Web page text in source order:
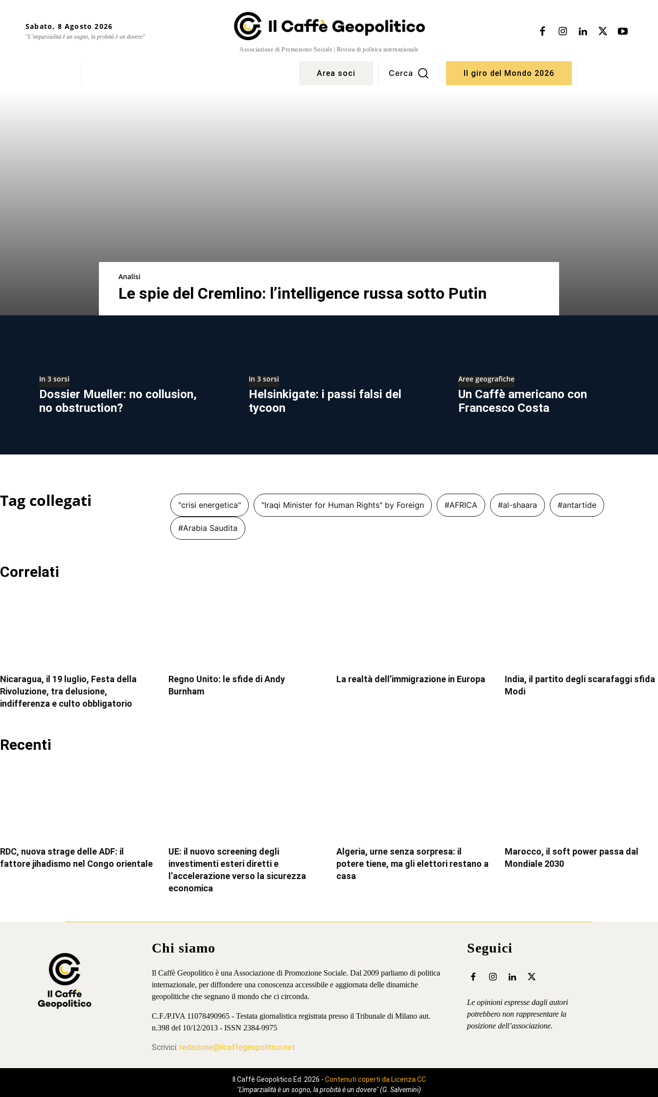
Sabato, 8 Agosto 2026
"L'imparzialità è un sogno, la probità è un dovere"
Associazione di Promozione Sociale | Rivista di politica internazionale
Area soci Cerca Il giro del Mondo 2026
Analisi
Le spie del Cremlino: l’intelligence russa sotto Putin
In 3 sorsi
Dossier Mueller: no collusion,
no obstruction?
In 3 sorsi
Helsinkigate: i passi falsi del
tycoon
Aree geografiche
Un Caffè americano con
Francesco Costa
Tag collegati "crisi energetica" "Iraqi Minister for Human Rights" by Foreign #AFRICA #al-shaara #antartide
#Arabia Saudita
Correlati
Nicaragua, il 19 luglio, Festa della
Rivoluzione, tra delusione,
indifferenza e culto obbligatorio
Regno Unito: le sfide di Andy
Burnham
La realtà dell’immigrazione in Europa
India, il partito degli scarafaggi sfida
Modi
Recenti
RDC, nuova strage delle ADF: il
fattore jihadismo nel Congo orientale
UE: il nuovo screening degli
investimenti esteri diretti e
l’accelerazione verso la sicurezza
economica
Algeria, urne senza sorpresa: il
potere tiene, ma gli elettori restano a
casa
Marocco, il soft power passa dal
Mondiale 2030
Chi siamo
Il Caffè Geopolitico è una Associazione di Promozione Sociale. Dal 2009 parliamo di politica
internazionale, per diffondere una conoscenza accessibile e aggiornata delle dinamiche
geopolitiche che segnano il mondo che ci circonda.
C.F./P.IVA 11078490965 - Testata giornalistica registrata presso il Tribunale di Milano aut.
n.398 del 10/12/2013 - ISSN 2384-9975
Scrivici: redazione@ilcaffegeopolitico.net
Seguici
Le opinioni espresse dagli autori
potrebbero non rappresentare la
posizione dell’associazione.
Il Caffè Geopolitico Ed. 2026 - Contenuti coperti da Licenza CC
"L'imparzialità è un sogno, la probità è un dovere" (G. Salvemini)